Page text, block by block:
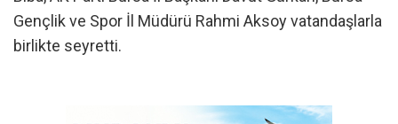
Gençlik ve Spor İl Müdürü Rahmi Aksoy vatandaşlarla
birlikte seyretti.